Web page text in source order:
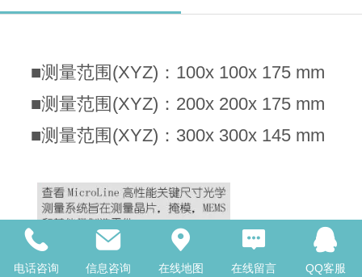
■测量范围(XYZ)：100x 100x 175 mm
■测量范围(XYZ)：200x 200x 175 mm
■测量范围(XYZ)：300x 300x 145 mm
电话咨询 信息咨询 在线地图 在线留言 QQ客服